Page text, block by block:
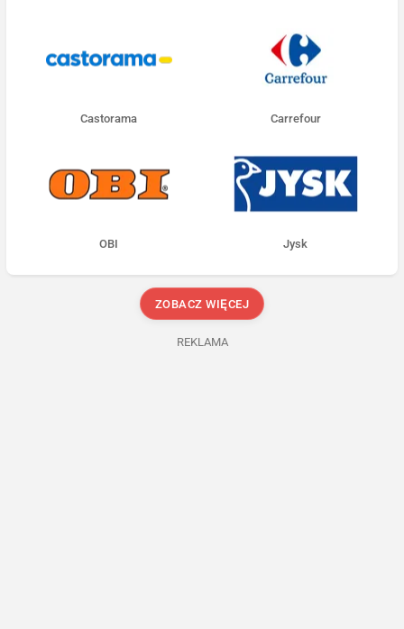
Castorama Carrefour
OBI Jysk
ZOBACZ WIĘCEJ
REKLAMA